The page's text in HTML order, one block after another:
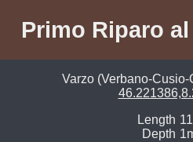
Primo Riparo
Varzo (Verbano-Cusio-
Length
Depth